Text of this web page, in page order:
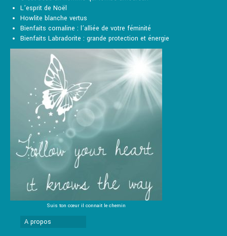
L’esprit de Noël
Howlite blanche vertus
Bienfaits cornaline : l’alliée de votre féminité
Bienfaits Labradorite : grande protection et énergie
Suis ton cœur il connait le chemin
A propos